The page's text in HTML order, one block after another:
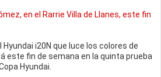
en el Rarrie Villa de Llanes, este fin
i20N que luce los colores de
este fin de semana en la quinta prueba
Hyundai.